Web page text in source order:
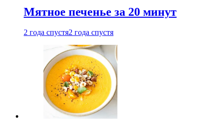
Мятное печенье за 20 минут
2 года спустя2 года спустя